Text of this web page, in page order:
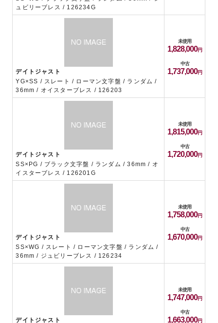
ュビリーブレス / 126234G
デイトジャスト
YG×SS / スレート / ローマン文字盤 / ランダム /
36mm / オイスターブレス / 126203
未使用
1,828,000
中古
1,737,000
デイトジャスト
SS×PG / ブラック文字盤 / ランダム / 36mm / オ
イスターブレス / 126201G
未使用
1,815,000
中古
1,720,000
デイトジャスト
SS×WG / スレート / ローマン文字盤 / ランダム /
36mm / ジュビリーブレス / 126234
未使用
1,758,000
中古
1,670,000
デイトジャスト
未使用
1,747,000
中古
1,663,000